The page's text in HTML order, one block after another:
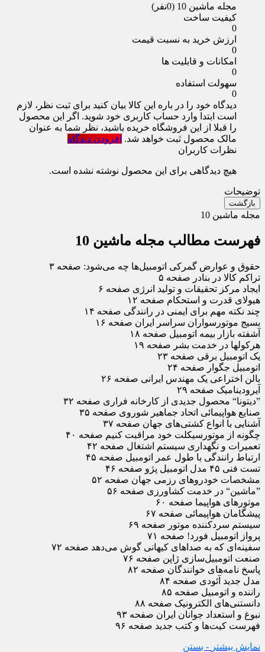
مجله ماشین 10
(0نفر)
کیفیت ساخت
0
ارزش خرید به نسبت قیمت
0
امکانات و قابلیت ها
0
سهولت استفاده
0
دیدگاه خود را در باره این کالا بیان کنید برای ثبت نظر، لازم
است ابتدا وارد حساب کاربری خود شوید. اگر این محصول
را قبلا از این فروشگاه خریده باشید، نظر شما به عنوان
مالک محصول ثبت خواهد شد. افزودن دیدگاه
نظرات کاربران
هیچ دیدگاهی برای این محصول نوشته نشده است.
توضیحات
بازگشت
مجله ماشین 10
فهرست مطالب مجله ماشین 10
حقوق و عوارض گمرکی اتومبیل‌ها چه می‌شود: صفحه ۳
تراکم کالا در بنادر صفحه ۵
ایجاد مرکز تحقیقات و تولید انرژی صفحه ۶
هیولای قدرت و استحکام صفحه ۱۲
چند نکته مهم برای ایمنی در رانندگی صفحه ۱۴
بسیج موتورسواران سراسر ایران صفحه ۱۶
آشفته بازار بیمه اتومبیل صفحه ۱۸
هرکولها در خدمت بشر صفحه ۱۹
یک اتومبیل برقی صفحه ۲۳
اتومبیل جگوار صفحه ۲۴
بالن اختراعی یک مهندس ایرانی صفحه ۲۶
آیرودینامیک صفحه ۲۹
”دیتونا“ محصول جدیدی از کارخانه فراری صفحه ۳۲
صنایع هواپیمائی اتحاد جماهیر شوروی صفحه ۳۵
آشنایی با انواع کشتی‌های جهان صفحه ۳۷
چگونه از موتورسیکلت خود مراقبت کنیم صفحه ۴۰
تعمیرات و نگهداری سیستم اشتغال صفحه ۴۲
ارتباط رانندگی با طول عمر اتومبیل صفحه ۴۵
تست فنی ۴۵ مدل اتومبیل پژو صفحه ۴۶
مشخصات خودروهای رزمی جهان صفحه ۵۲
”ماشین“ در خدمت کشاورزی صفحه ۵۶
موتورهای هواپیما صفحه ۶۰
پیشگامان هواپیمائی صفحه ۶۷
سیستم سردکننده موتور صفحه ۶۹
پرواز اتومبیل فورد! صفحه ۷۱
سفینه‌ای که به صداهای کیهانی گوش می‌دهد صفحه ۷۲
صنعت اتومبیل‌سازی ژاپن صفحه ۷۶
پاسخ نامه‌های خوانندگان صفحه ۸۲
مدل جدید آئودی صفحه ۸۴
راننده و اتومبیل صفحه ۸۵
دانستنی‌های الکترونیک صفحه ۸۸
نبوغ و استعداد جوانان ایران صفحه ۹۳
فهرست کیت‌ها و کتب جدید صفحه ۹۶
نمایش بیشتر - بستن